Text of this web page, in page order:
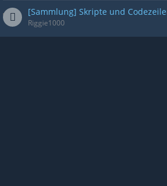
[Sammlung] Skripte und
Riggie1000